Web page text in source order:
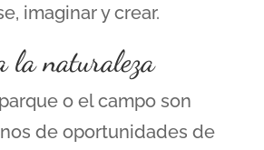
imaginar y crear.
la naturaleza
o el campo son
de oportunidades de